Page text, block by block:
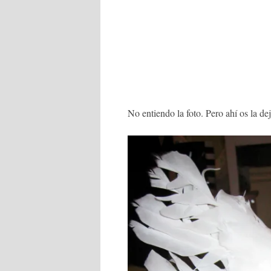
No entiendo la foto. Pero ahí os la